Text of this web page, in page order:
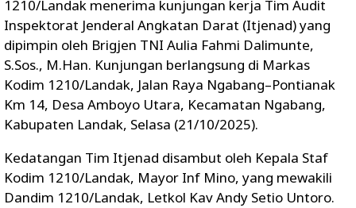
1210/Landak menerima kunjungan kerja Tim Audit
Inspektorat Jenderal Angkatan Darat (Itjenad) yang
dipimpin oleh Brigjen TNI Aulia Fahmi Dalimunte,
S.Sos., M.Han. Kunjungan berlangsung di Markas
Kodim 1210/Landak, Jalan Raya Ngabang–Pontianak
Km 14, Desa Amboyo Utara, Kecamatan Ngabang,
Kabupaten Landak, Selasa (21/10/2025).
Kedatangan Tim Itjenad disambut oleh Kepala Staf
Kodim 1210/Landak, Mayor Inf Mino, yang mewakili
Dandim 1210/Landak, Letkol Kav Andy Setio Untoro.